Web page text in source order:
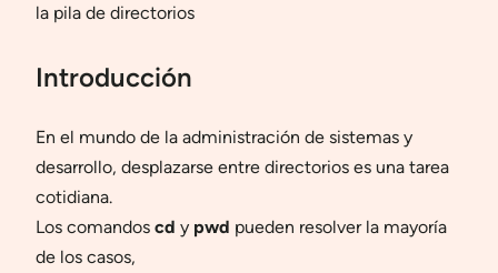
la pila de directorios
Introducción
En el mundo de la administración de sistemas y
desarrollo, desplazarse entre directorios es una tarea
cotidiana.
Los comandos cd y pwd pueden resolver la mayoría
de los casos,